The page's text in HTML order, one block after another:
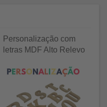
Personalização com
letras MDF Alto Relevo